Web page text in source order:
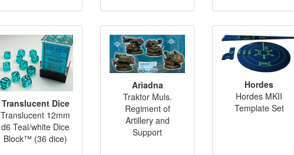
Translucent Dice
Translucent 12mm
d6 Teal/white Dice
Block™ (36 dice)
Ariadna
Traktor Muls.
Regiment of
Artillery and
Support
Hordes
Hordes MKII
Template Set